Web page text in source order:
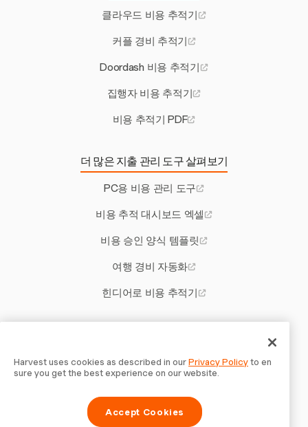
클라우드 비용 추적기
커플 경비 추적기
Doordash 비용 추적기
집행자 비용 추적기
비용 추적기 PDF
더 많은 지출 관리 도구 살펴보기
PC용 비용 관리 도구
비용 추적 대시보드 엑셀
비용 승인 양식 템플릿
여행 경비 자동화
힌디어로 비용 추적기
기업가를 위한 시급 계산기
치료사를 위한 청구 소프트웨어
Harvest uses cookies as described in ourPrivacy Policyto en
sure you get the best experience on our website.
Accept Cookies